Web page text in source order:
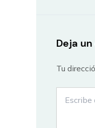
Deja
Tu
aquí...